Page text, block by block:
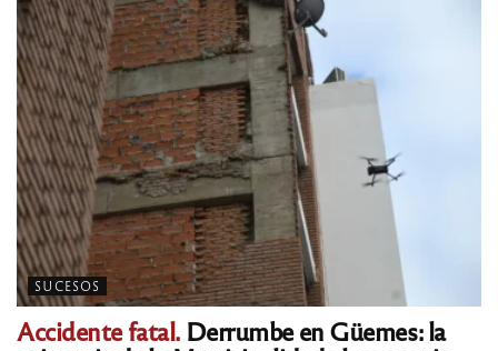
SUCESOS
Accidente fatal.Derrumbe en Güemes: la